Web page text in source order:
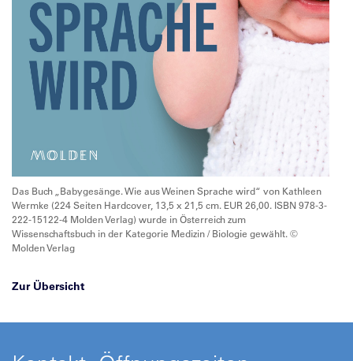
Das Buch „Babygesänge. Wie aus Weinen Sprache wird“ von Kathleen
Wermke (224 Seiten Hardcover, 13,5 x 21,5 cm. EUR 26,00. ISBN 978-3-
222-15122-4 Molden Verlag) wurde in Österreich zum
Wissenschaftsbuch in der Kategorie Medizin / Biologie gewählt. ©
Molden Verlag
Zur Übersicht